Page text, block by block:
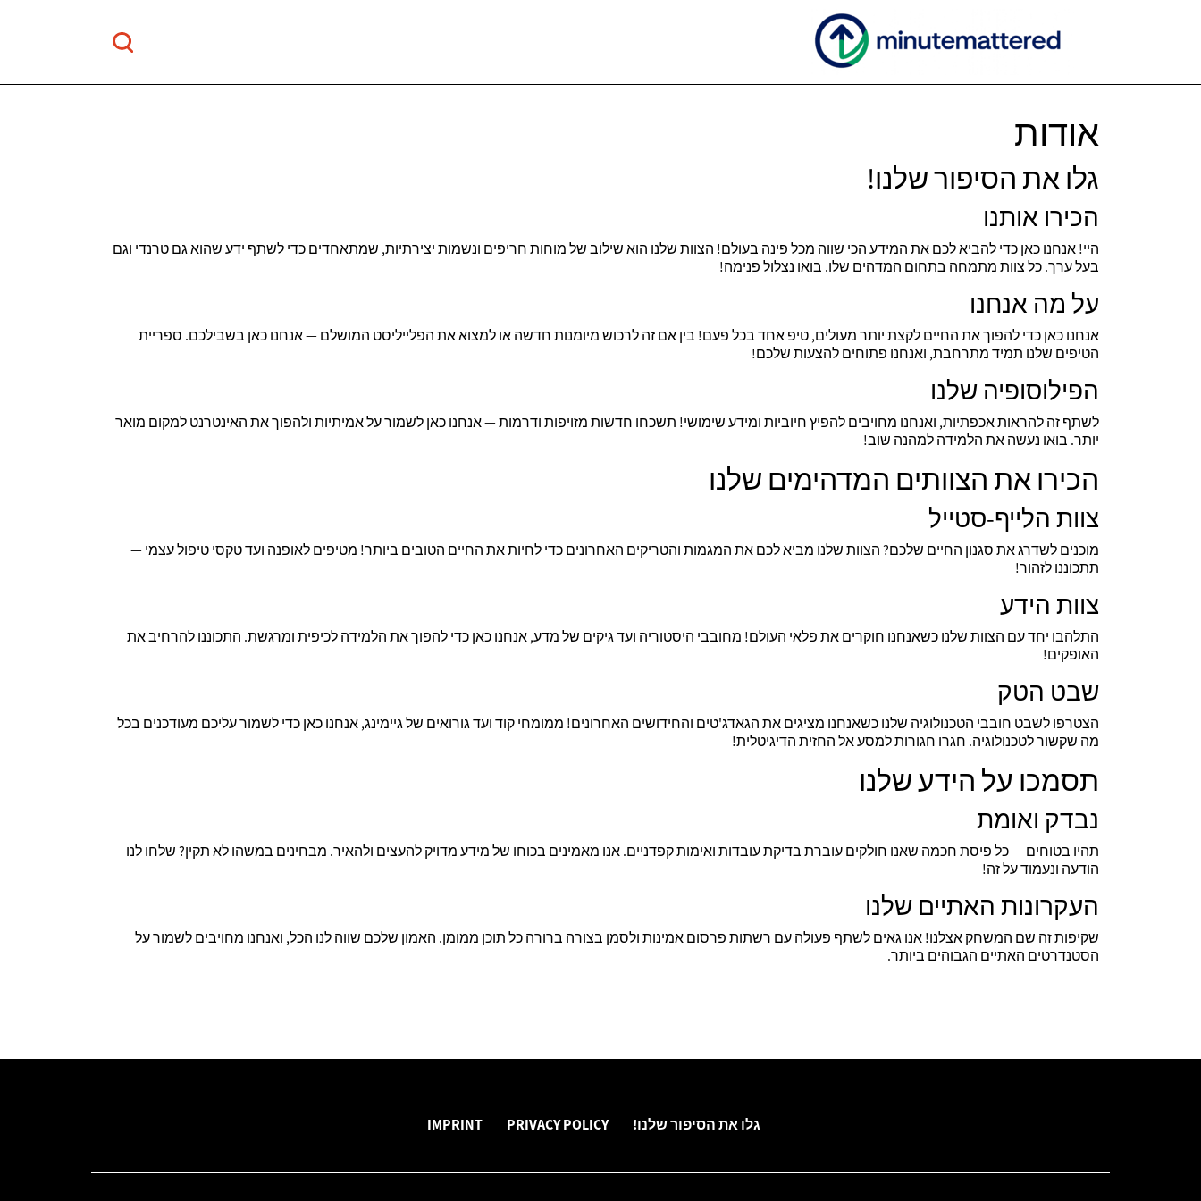
אודות
גלו את הסיפור שלנו!
הכירו אותנו
היי! אנחנו כאן כדי להביא לכם את המידע הכי שווה מכל פינה בעולם! הצוות שלנו הוא שילוב של מוחות חריפים ונשמות יצירתיות, שמתאחדים כדי לשתף ידע שהוא גם טרנדי וגם
בעל ערך. כל צוות מתמחה בתחום המדהים שלו. בואו נצלול פנימה!
על מה אנחנו
אנחנו כאן כדי להפוך את החיים לקצת יותר מעולים, טיפ אחד בכל פעם! בין אם זה לרכוש מיומנות חדשה או למצוא את הפלייליסט המושלם — אנחנו כאן בשבילכם. ספריית
הטיפים שלנו תמיד מתרחבת, ואנחנו פתוחים להצעות שלכם!
הפילוסופיה שלנו
לשתף זה להראות אכפתיות, ואנחנו מחויבים להפיץ חיוביות ומידע שימושי! תשכחו חדשות מזויפות ודרמות — אנחנו כאן לשמור על אמיתיות ולהפוך את האינטרנט למקום מואר
יותר. בואו נעשה את הלמידה למהנה שוב!
הכירו את הצוותים המדהימים שלנו
צוות הלייף-סטייל
מוכנים לשדרג את סגנון החיים שלכם? הצוות שלנו מביא לכם את המגמות והטריקים האחרונים כדי לחיות את החיים הטובים ביותר! מטיפים לאופנה ועד טקסי טיפול עצמי —
תתכוננו לזהור!
צוות הידע
התלהבו יחד עם הצוות שלנו כשאנחנו חוקרים את פלאי העולם! מחובבי היסטוריה ועד גיקים של מדע, אנחנו כאן כדי להפוך את הלמידה לכיפית ומרגשת. התכוננו להרחיב את
האופקים!
שבט הטק
הצטרפו לשבט חובבי הטכנולוגיה שלנו כשאנחנו מציגים את הגאדג'טים והחידושים האחרונים! ממומחי קוד ועד גורואים של גיימינג, אנחנו כאן כדי לשמור עליכם מעודכנים בכל
מה שקשור לטכנולוגיה. חגרו חגורות למסע אל החזית הדיגיטלית!
תסמכו על הידע שלנו
נבדק ואומת
תהיו בטוחים — כל פיסת חכמה שאנו חולקים עוברת בדיקת עובדות ואימות קפדניים. אנו מאמינים בכוחו של מידע מדויק להעצים ולהאיר. מבחינים במשהו לא תקין? שלחו לנו
הודעה ונעמוד על זה!
העקרונות האתיים שלנו
שקיפות זה שם המשחק אצלנו! אנו גאים לשתף פעולה עם רשתות פרסום אמינות ולסמן בצורה ברורה כל תוכן ממומן. האמון שלכם שווה לנו הכל, ואנחנו מחויבים לשמור על
הסטנדרטים האתיים הגבוהים ביותר.
גלו את הסיפור שלנו! PRIVACY POLICY
IMPRINT